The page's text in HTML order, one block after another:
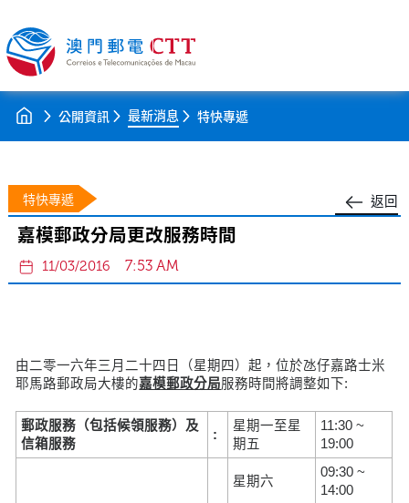
公開資訊 最新消息 特快專遞
返回
特快專遞
嘉模郵政分局更改服務時間
11/03/2016 7:53 AM
由二零一六年三月二十四日（星期四）起，位於氹仔嘉路士米
耶馬路郵政局大樓的嘉模郵政分局服務時間將調整如下:
郵政服務（包括候領服務）及
信箱服務
:
星期一至星
期五
11:30 ~
19:00
星期六
09:30 ~
14:00